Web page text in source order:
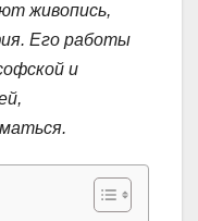
живопись,
Его работы
и